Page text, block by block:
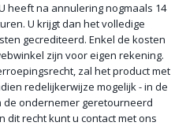
heeft na annulering nogmaals 14
U krijgt dan het volledige
gecrediteerd. Enkel de kosten
zijn voor eigen rekening.
zal het product met
redelijkerwijze mogelijk - in de
ondernemer geretourneerd
dit recht kunt u contact met ons